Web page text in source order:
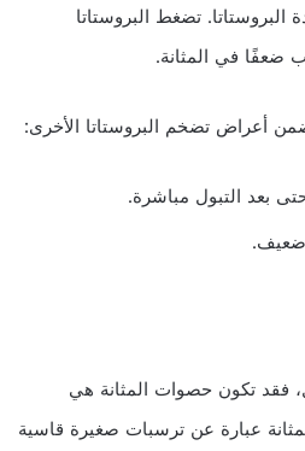
تضغط البروستاتا
ضعفًا في المثانة.
أعراض تضخم البروستاتا الأخرى:
حتى بعد التبول مباشرة.
ضعيف.
فقد تكون حصوات المثانة هي
عبارة عن ترسبات صغيرة قاسية